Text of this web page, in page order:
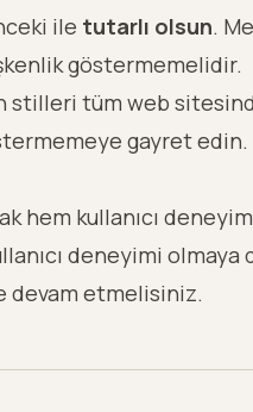
ile tutarlı olsun.
göstermemelidir.
tüm web
gayret edin.
hem kullanıcı
deneyimi olmaya
devam etmelisiniz.